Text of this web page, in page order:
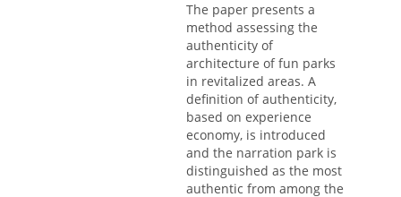
The paper presents a
method assessing the
authenticity of
architecture of fun parks
in revitalized areas. A
definition of authenticity,
based on experience
economy, is introduced
and the narration park is
distinguished as the most
authentic from among the